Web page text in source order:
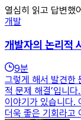
열심히 읽고 답변했
개발
개발자의 논리적
9분
그렇게 해서 발견한
적 문제 해결’입니
이야기가 있습니다.
더욱 좋은 기회라고